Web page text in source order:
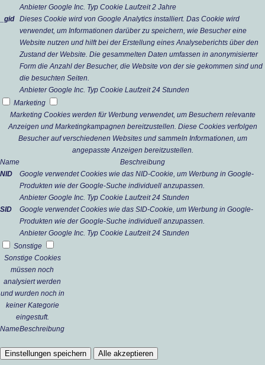
Anbieter Google Inc. Typ Cookie Laufzeit 2 Jahre
_gid
Dieses Cookie wird von Google Analytics installiert. Das Cookie wird
verwendet, um Informationen darüber zu speichern, wie Besucher eine
Website nutzen und hilft bei der Erstellung eines Analyseberichts über den
Zustand der Website. Die gesammelten Daten umfassen in anonymisierter
Form die Anzahl der Besucher, die Website von der sie gekommen sind und
die besuchten Seiten.
Anbieter Google Inc. Typ Cookie Laufzeit 24 Stunden
Marketing
Marketing Cookies werden für Werbung verwendet, um Besuchern relevante
Anzeigen und Marketingkampagnen bereitzustellen. Diese Cookies verfolgen
Besucher auf verschiedenen Websites und sammeln Informationen, um
angepasste Anzeigen bereitzustellen.
Name
Beschreibung
NID
Google verwendet Cookies wie das NID-Cookie, um Werbung in Google-
Produkten wie der Google-Suche individuell anzupassen.
Anbieter Google Inc. Typ Cookie Laufzeit 24 Stunden
SID
Google verwendet Cookies wie das SID-Cookie, um Werbung in Google-
Produkten wie der Google-Suche individuell anzupassen.
Anbieter Google Inc. Typ Cookie Laufzeit 24 Stunden
Sonstige
Sonstige Cookies
müssen noch
analysiert werden
und wurden noch in
keiner Kategorie
eingestuft.
NameBeschreibung
Einstellungen speichern Alle akzeptieren